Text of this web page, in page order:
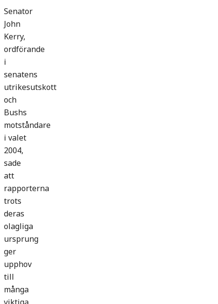
Senator
John
Kerry,
ordförande
i
senatens
utrikesutskott
och
Bushs
motståndare
i valet
2004,
sade
att
rapporterna
trots
deras
olagliga
ursprung
ger
upphov
till
många